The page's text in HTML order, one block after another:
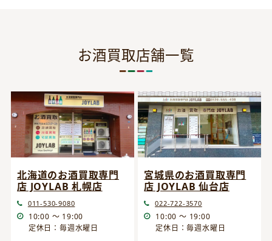
お酒買取店舗一覧
北海道のお酒買取専門
店 JOYLAB 札幌店
011-530-9080
10:00 ～ 19:00
定休日：毎週水曜日
宮城県のお酒買取専門
店 JOYLAB 仙台店
022-722-3570
10:00 ～ 19:00
定休日：毎週水曜日